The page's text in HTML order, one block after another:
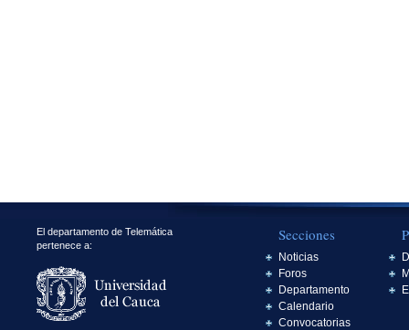
El departamento de Telemática
pertenece a:
Secciones
Noticias
Foros
Departamento
Calendario
Convocatorias